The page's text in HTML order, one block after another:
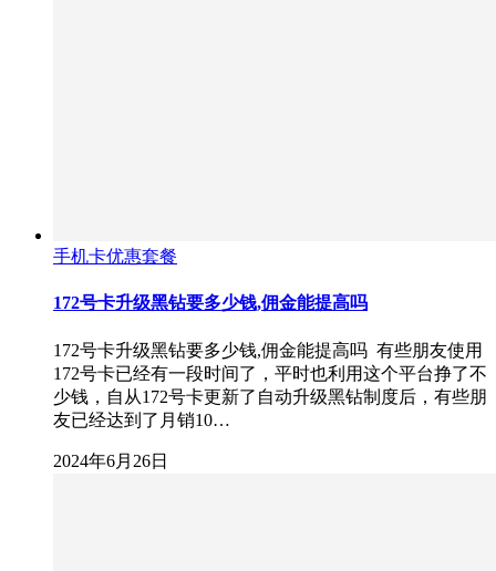
手机卡优惠套餐
172号卡升级黑钻要多少钱,佣金能提高吗
172号卡升级黑钻要多少钱,佣金能提高吗 有些朋友使用
172号卡已经有一段时间了，平时也利用这个平台挣了不
少钱，自从172号卡更新了自动升级黑钻制度后，有些朋
友已经达到了月销10…
2024年6月26日